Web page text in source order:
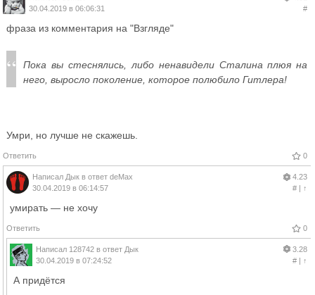
30.04.2019 в 06:06:31
#
фраза из комментария на "Взгляде"
Пока вы стеснялись, либо ненавидели Сталина плюя на
него, выросло поколение, которое полюбило Гитлера!
Умри, но лучше не скажешь.
Ответить 0
Написал Дык в ответ deMax
30.04.2019 в 06:14:57
4.23
#| ↑
умирать — не хочу
Ответить 0
Написал 128742 в ответ Дык
30.04.2019 в 07:24:52
3.28
#| ↑
А придётся